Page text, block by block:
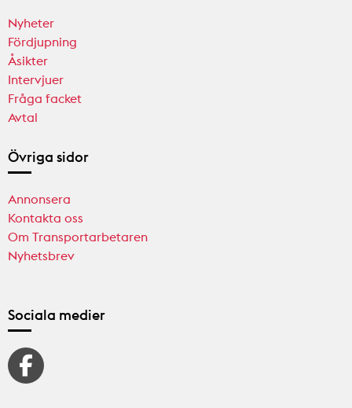
Nyheter
Fördjupning
Åsikter
Intervjuer
Fråga facket
Avtal
Övriga sidor
Annonsera
Kontakta oss
Om Transportarbetaren
Nyhetsbrev
Sociala medier